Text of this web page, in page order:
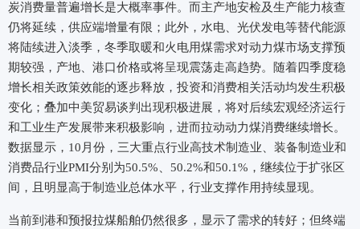
炭消费量普遍增长是大概率事件。而主产地安检及生产能力核查
仍将延续，供应端增量有限；此外，水电、光伏发电等替代能源
将陆续进入淡季，冬季取暖和火电用煤需求对动力煤市场支撑预
期较强，产地、港口价格或将呈现震荡走高趋势。随着四季度稳
增长相关政策效能的逐步释放，投资和消费相关活动均发生积极
变化；叠加中美贸易谈判出现积极进展，将对后续宏观经济运行
和工业生产发展带来积极影响，进而拉动动力煤消费继续增长。
数据显示，10月份，三大重点行业高技术制造业、装备制造业和
消费品行业PMI分别为50.5%、50.2%和50.1%，继续位于扩张区
间，且明显高于制造业总体水平，行业支撑作用持续显现。
当前到港和预报拉煤船舶仍然很多，显示了需求的转好；但终端